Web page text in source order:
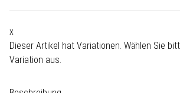
x
Dieser Artikel hat Variationen. Wählen Sie
Variation aus.